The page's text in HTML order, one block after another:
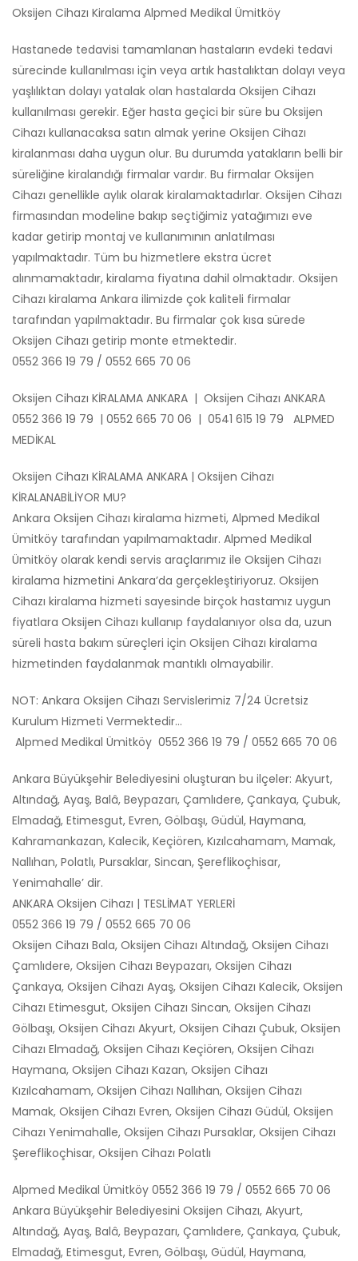
Oksijen Cihazı Kiralama Alpmed Medikal Ümitköy
Hastanede tedavisi tamamlanan hastaların evdeki tedavi
sürecinde kullanılması için veya artık hastalıktan dolayı veya
yaşlılıktan dolayı yatalak olan hastalarda Oksijen Cihazı
kullanılması gerekir. Eğer hasta geçici bir süre bu Oksijen
Cihazı kullanacaksa satın almak yerine Oksijen Cihazı
kiralanması daha uygun olur. Bu durumda yatakların belli bir
süreliğine kiralandığı firmalar vardır. Bu firmalar Oksijen
Cihazı genellikle aylık olarak kiralamaktadırlar. Oksijen Cihazı
firmasından modeline bakıp seçtiğimiz yatağımızı eve
kadar getirip montaj ve kullanımının anlatılması
yapılmaktadır. Tüm bu hizmetlere ekstra ücret
alınmamaktadır, kiralama fiyatına dahil olmaktadır. Oksijen
Cihazı kiralama Ankara ilimizde çok kaliteli firmalar
tarafından yapılmaktadır. Bu firmalar çok kısa sürede
Oksijen Cihazı getirip monte etmektedir.
0552 366 19 79 / 0552 665 70 06
Oksijen Cihazı KİRALAMA ANKARA | Oksijen Cihazı ANKARA
0552 366 19 79 | 0552 665 70 06 | 0541 615 19 79 ALPMED
MEDİKAL
Oksijen Cihazı KİRALAMA ANKARA | Oksijen Cihazı
KİRALANABİLİYOR MU?
Ankara Oksijen Cihazı kiralama hizmeti, Alpmed Medikal
Ümitköy tarafından yapılmamaktadır. Alpmed Medikal
Ümitköy olarak kendi servis araçlarımız ile Oksijen Cihazı
kiralama hizmetini Ankara’da gerçekleştiriyoruz. Oksijen
Cihazı kiralama hizmeti sayesinde birçok hastamız uygun
fiyatlara Oksijen Cihazı kullanıp faydalanıyor olsa da, uzun
süreli hasta bakım süreçleri için Oksijen Cihazı kiralama
hizmetinden faydalanmak mantıklı olmayabilir.
NOT: Ankara Oksijen Cihazı Servislerimiz 7/24 Ücretsiz
Kurulum Hizmeti Vermektedir…
Alpmed Medikal Ümitköy 0552 366 19 79 / 0552 665 70 06
Ankara Büyükşehir Belediyesini oluşturan bu ilçeler: Akyurt,
Altındağ, Ayaş, Balâ, Beypazarı, Çamlıdere, Çankaya, Çubuk,
Elmadağ, Etimesgut, Evren, Gölbaşı, Güdül, Haymana,
Kahramankazan, Kalecik, Keçiören, Kızılcahamam, Mamak,
Nallıhan, Polatlı, Pursaklar, Sincan, Şereflikoçhisar,
Yenimahalle’ dir.
ANKARA Oksijen Cihazı | TESLİMAT YERLERİ
0552 366 19 79 / 0552 665 70 06
Oksijen Cihazı Bala, Oksijen Cihazı Altındağ, Oksijen Cihazı
Çamlıdere, Oksijen Cihazı Beypazarı, Oksijen Cihazı
Çankaya, Oksijen Cihazı Ayaş, Oksijen Cihazı Kalecik, Oksijen
Cihazı Etimesgut, Oksijen Cihazı Sincan, Oksijen Cihazı
Gölbaşı, Oksijen Cihazı Akyurt, Oksijen Cihazı Çubuk, Oksijen
Cihazı Elmadağ, Oksijen Cihazı Keçiören, Oksijen Cihazı
Haymana, Oksijen Cihazı Kazan, Oksijen Cihazı
Kızılcahamam, Oksijen Cihazı Nallıhan, Oksijen Cihazı
Mamak, Oksijen Cihazı Evren, Oksijen Cihazı Güdül, Oksijen
Cihazı Yenimahalle, Oksijen Cihazı Pursaklar, Oksijen Cihazı
Şereflikoçhisar, Oksijen Cihazı Polatlı
Alpmed Medikal Ümitköy 0552 366 19 79 / 0552 665 70 06
Ankara Büyükşehir Belediyesini Oksijen Cihazı, Akyurt,
Altındağ, Ayaş, Balâ, Beypazarı, Çamlıdere, Çankaya, Çubuk,
Elmadağ, Etimesgut, Evren, Gölbaşı, Güdül, Haymana,